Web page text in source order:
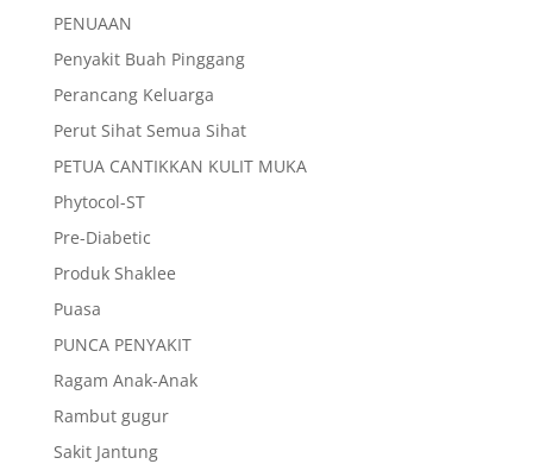
PENUAAN
Penyakit Buah Pinggang
Perancang Keluarga
Perut Sihat Semua Sihat
PETUA CANTIKKAN KULIT MUKA
Phytocol-ST
Pre-Diabetic
Produk Shaklee
Puasa
PUNCA PENYAKIT
Ragam Anak-Anak
Rambut gugur
Sakit Jantung